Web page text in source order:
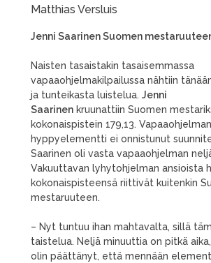
Matthias Versluis
Jenni Saarinen Suomen
Naisten tasaistakin tasaisemmassa
vapaaohjelmakilpailussa nähtiin
ja tunteikasta luistelua. Jenni
Saarinen kruunattiin Suomen
kokonaispistein 179,13.
hyppyelementti ei onnistunut
Saarinen oli vasta vapaaohjelman
Vakuuttavan lyhytohjelman ansioista
kokonaispisteensä riittivät kuitenkin
mestaruuteen.
– Nyt tuntuu ihan mahtavalta, sillä
taistelua. Neljä minuuttia on pitkä
olin päättänyt, että mennään